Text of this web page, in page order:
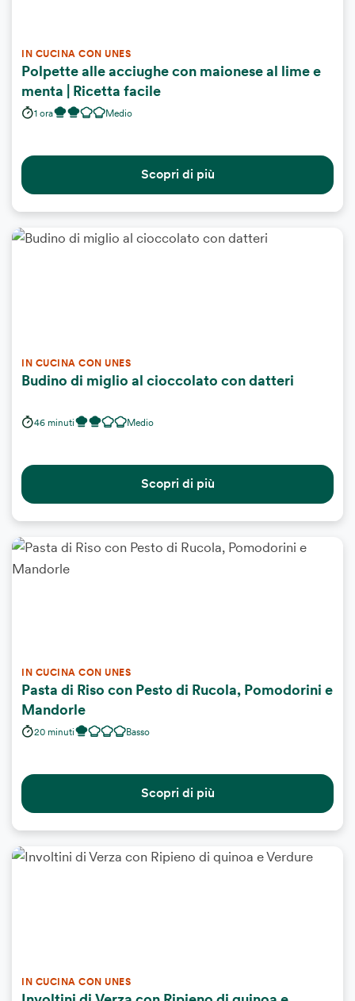
IN CUCINA CON UNES
Polpette alle acciughe con maionese al lime e
menta | Ricetta facile
1 ora Medio
Scopri di più
IN CUCINA CON UNES
Budino di miglio al cioccolato con datteri
46 minuti Medio
Scopri di più
IN CUCINA CON UNES
Pasta di Riso con Pesto di Rucola, Pomodorini e
Mandorle
20 minuti Basso
Scopri di più
IN CUCINA CON UNES